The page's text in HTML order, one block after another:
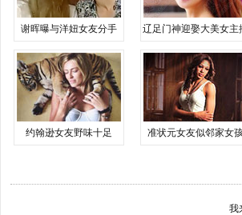
谢晖曝与洋妞女友分手 辽足门神迎娶大美女主
约翰逊女友野味十足 准状元女友似邻家女
我